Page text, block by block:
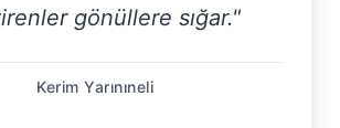
gönüllere sığar."
Kerim Yarınıneli